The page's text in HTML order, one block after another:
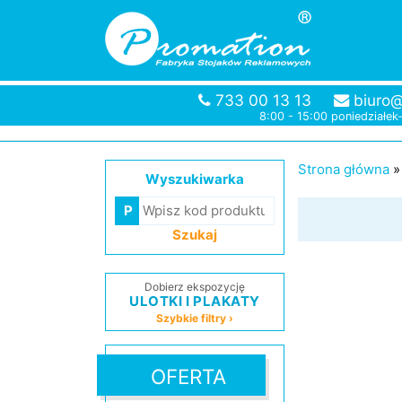
733 00 13 13
8:00 - 15:00
Wyszukiwarka
Szukaj
Dobierz ekspozycję
ULOTKI I PLAKATY
Szybkie filtry ›
OFERTA
Strona główna »